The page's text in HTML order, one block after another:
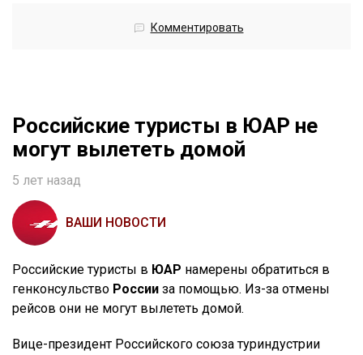
Комментировать
Российские туристы в ЮАР не
могут вылететь домой
5 лет назад
ВАШИ НОВОСТИ
Российские туристы в ЮАР намерены обратиться в
генконсульство России за помощью. Из-за отмены
рейсов они не могут вылететь домой.
Вице-президент Российского союза туриндустрии